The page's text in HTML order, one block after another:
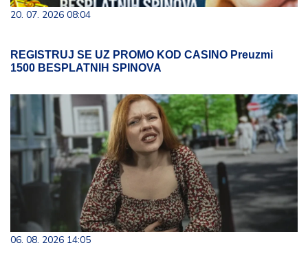
20. 07. 2026 08:04
REGISTRUJ SE UZ PROMO KOD CASINO Preuzmi
1500 BESPLATNIH SPINOVA
06. 08. 2026 14:05